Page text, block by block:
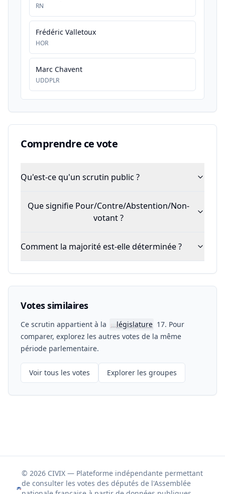
RN
Frédéric Valletoux
HOR
Marc Chavent
UDDPLR
Comprendre ce vote
Qu'est-ce qu'un scrutin public ?
Que signifie Pour/Contre/Abstention/Non-
votant ?
Comment la majorité est-elle déterminée ?
Votes similaires
Ce scrutin appartient à la 📖législature 17. Pour
comparer, explorez les autres votes de la même
période parlementaire.
Voir tous les votes Explorer les groupes
© 2026 CIVIX — Plateforme indépendante permettant
de consulter les votes des députés de l'Assemblée